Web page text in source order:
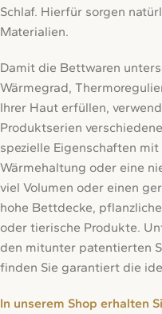
Schlaf. Hierfür sorgen
Materialien.
Damit die Bettwaren
Wärmegrad,
Ihrer Haut erfüllen,
Produktserien
spezielle Eigenschaften
Wärmehaltung oder eine
viel Volumen oder einen
hohe Bettdecke,
oder tierische Produkte.
den mitunter patentierten
finden Sie garantiert die
In unserem Shop erhalten